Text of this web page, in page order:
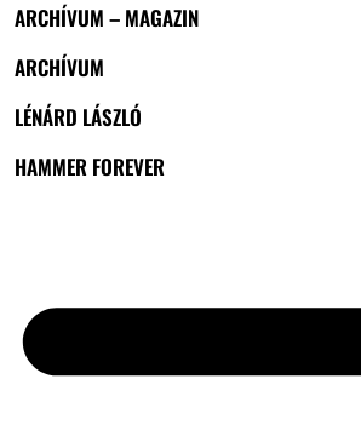
ARCHÍVUM – MAGAZIN
ARCHÍVUM
LÉNÁRD LÁSZLÓ
HAMMER FOREVER